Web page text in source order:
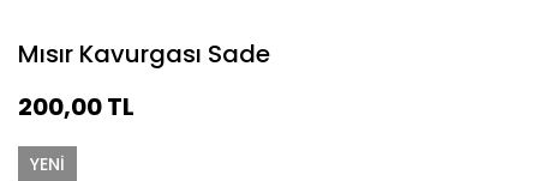
Mısır Kavurgası Sade
200,00 TL
YENİ